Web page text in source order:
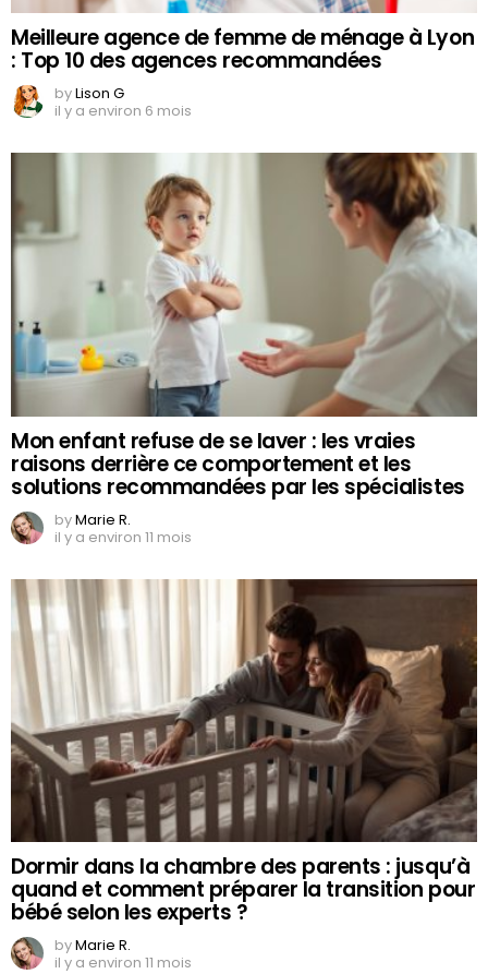
Meilleure agence de femme de ménage à Lyon
: Top 10 des agences recommandées
byLison G
il y a environ 6 mois
Mon enfant refuse de se laver : les vraies
raisons derrière ce comportement et les
solutions recommandées par les spécialistes
byMarie R.
il y a environ 11 mois
Dormir dans la chambre des parents : jusqu’à
quand et comment préparer la transition pour
bébé selon les experts ?
byMarie R.
il y a environ 11 mois